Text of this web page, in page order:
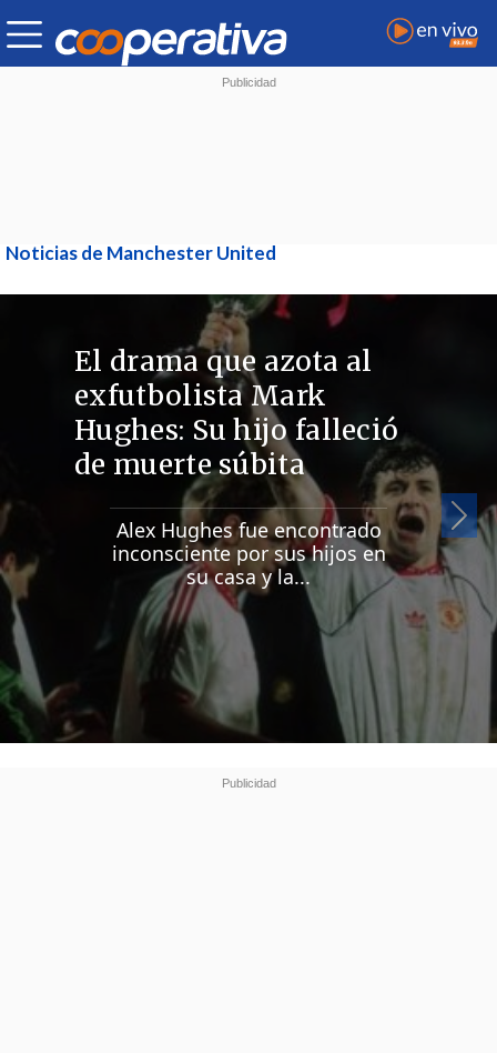
Noticias de Manchester United
El drama que azota al
exfutbolista Mark
Hughes: Su hijo falleció
de muerte súbita
Alex Hughes fue encontrado
inconsciente por sus hijos en
su casa y la...